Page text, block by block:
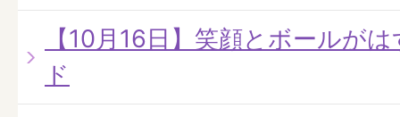
【10月16日】笑顔とボールが
ド